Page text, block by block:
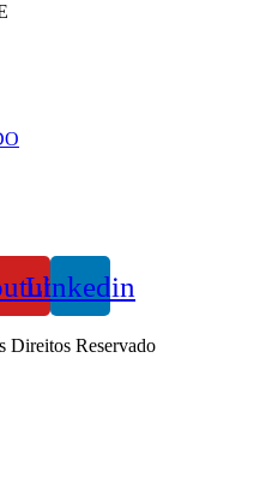
Linkedin
Direitos Reservado